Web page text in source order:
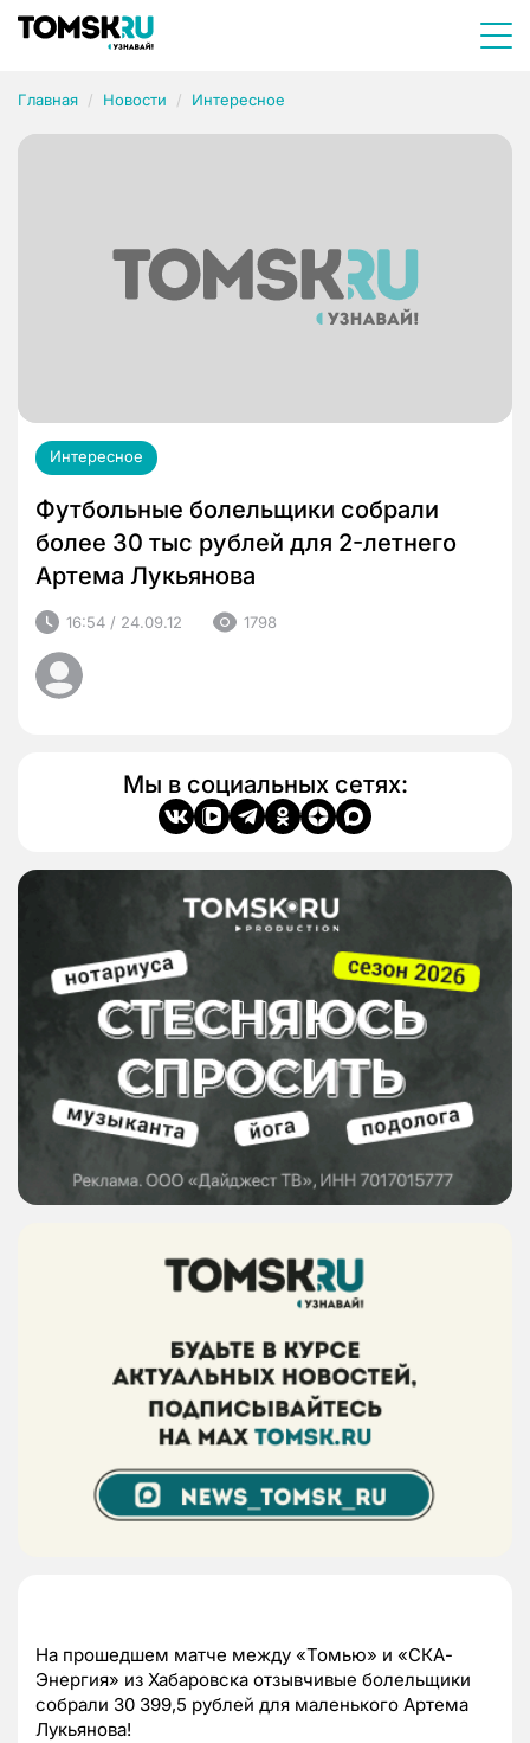
Главная Новости Интересное
Интересное
Футбольные болельщики собрали
более 30 тыс рублей для 2-летнего
Артема Лукьянова
16:54 / 24.09.12 1798
Мы в социальных сетях:
На прошедшем матче между «Томью» и «СКА-
Энергия» из Хабаровска отзывчивые болельщики
собрали 30 399,5 рублей для маленького Артема
Лукьянова!